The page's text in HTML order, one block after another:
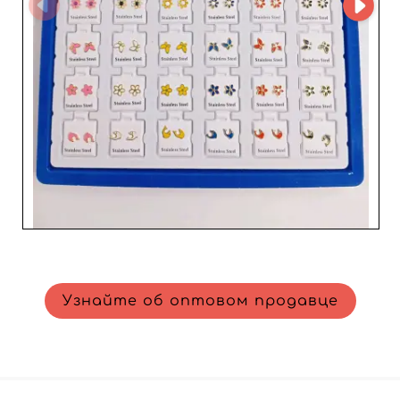
понимает специфические потребности
профессионалов модной индустрии. Конкурентные
цены и гибкие условия позволяют адаптироваться к
компаниям любого размера — от небольших
независимых бутиков до крупных сетей магазинов.
Сотрудничая с Tang Tammy s.l., ритейлеры могут
рассчитывать на инновационное предложение по
продуктам и на выделенную поддержку клиентов,
подкреплённые глубоким знанием рынка. Этот
оптовый поставщик — по-настоящему ценный союзник
в развитии вашего бизнеса, помогающий привлекать и
удерживать клиентов с помощью незаменимых и
качественных аксессуаров.
Узнайте об оптовом продавце